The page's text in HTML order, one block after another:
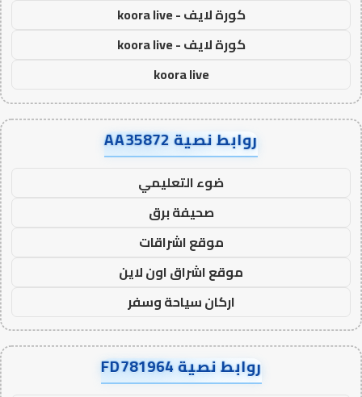
كورة لايف - koora live
كورة لايف - koora live
koora live
روابط نصية AA35872
ضوء التعليمي
صحيفة برق
موقع اشراقات
موقع اشراق اون لاين
اركان سياحة وسفر
روابط نصية FD781964